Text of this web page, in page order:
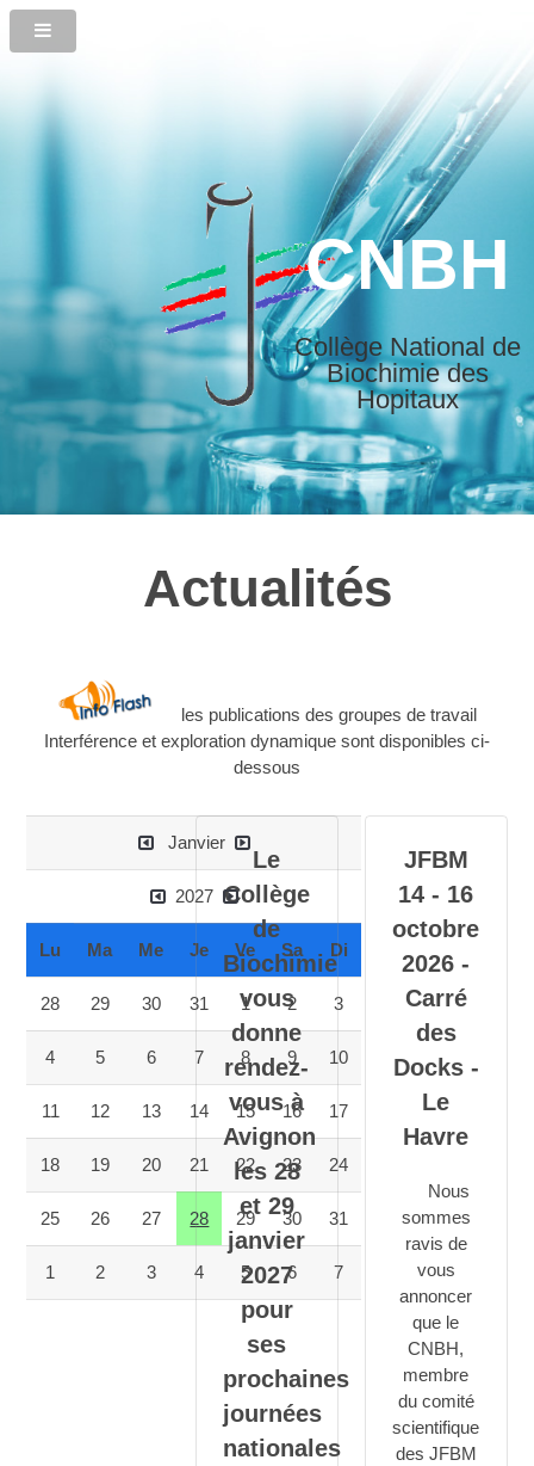
CNBH
Collège National de
Biochimie des
Hopitaux
Actualités
les publications des groupes de travail
Interférence et exploration dynamique sont disponibles ci-
dessous
Janvier
2027
Lu Ma Me Je Ve Sa Di
28 29 30 31 1 2 3
4 5 6 7 8 9 10
11 12 13 14 15 16 17
18 19 20 21 22 23 24
25 26 27 28 29 30 31
1 2 3 4 5 6 7
Le
Collège
de
Biochimie
vous
donne
rendez-
vous à
Avignon
les 28
et 29
janvier
2027
pour
ses
prochaines
journées
nationales
JFBM
14 - 16
octobre
2026 -
Carré
des
Docks -
Le
Havre
Nous
sommes
ravis de
vous
annoncer
que le
CNBH,
membre
du comité
scientifique
des JFBM